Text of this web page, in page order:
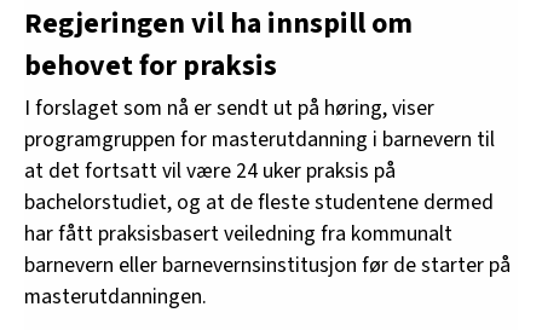
Regjeringen vil ha innspill om
behovet for praksis
I forslaget som nå er sendt ut på høring, viser
programgruppen for masterutdanning i barnevern til
at det fortsatt vil være 24 uker praksis på
bachelorstudiet, og at de fleste studentene dermed
har fått praksisbasert veiledning fra kommunalt
barnevern eller barnevernsinstitusjon før de starter på
masterutdanningen.